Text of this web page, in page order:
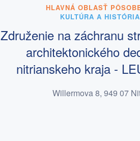
HLAVNÁ OBLASŤ
KULTÚRA A HISTÓRIA
Združenie na záchranu
architektonického
nitrianskeho kraja -
Willermova 8, 949 07